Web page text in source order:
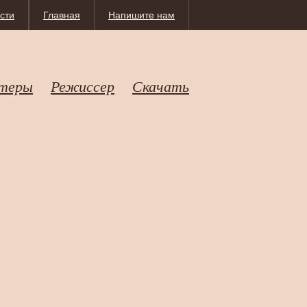
Напишите нам
Главная
Режиссер Скачать